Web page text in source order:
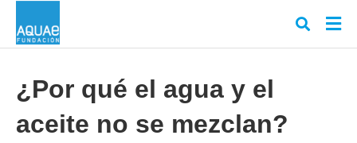
¿Por qué el agua y el
aceite no se mezclan?